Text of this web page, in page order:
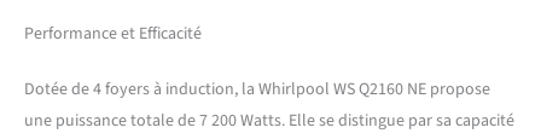
Performance et Efficacité
Dotée de 4 foyers à induction, la Whirlpool WS Q2160 NE propose
une puissance totale de 7 200 Watts. Elle se distingue par sa capacité